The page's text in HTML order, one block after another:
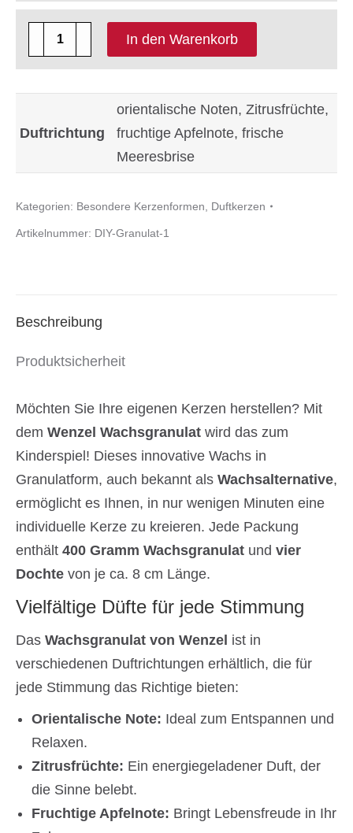
x
Kerzengranulat
mit
Düften
In den Warenkorb
Duftrichtung
orientalische Noten, Zitrusfrüchte,
fruchtige Apfelnote, frische
Meeresbrise
Kategorien: Besondere Kerzenformen Duftkerzen
Artikelnummer: DIY-Granulat-1
Beschreibung
Produktsicherheit
Möchten Sie Ihre eigenen Kerzen herstellen? Mit
dem Wenzel Wachsgranulat wird das zum
Kinderspiel! Dieses innovative Wachs in
Granulatform, auch bekannt als Wachsalternative,
ermöglicht es Ihnen, in nur wenigen Minuten eine
individuelle Kerze zu kreieren. Jede Packung
enthält 400 Gramm Wachsgranulat und vier
Dochte von je ca. 8 cm Länge.
Vielfältige Düfte für jede Stimmung
Das Wachsgranulat von Wenzel ist in
verschiedenen Duftrichtungen erhältlich, die für
jede Stimmung das Richtige bieten:
Orientalische Note: Ideal zum Entspannen und
Relaxen.
Zitrusfrüchte: Ein energiegeladener Duft, der
die Sinne belebt.
Fruchtige Apfelnote: Bringt Lebensfreude in Ihr